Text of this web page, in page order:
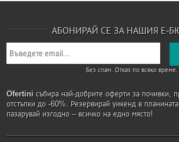
АБОНИРАЙ СЕ ЗА НАШИЯ Е-
Без спам. Отказ по всяко време.
Ofertini събира най-добрите оферти за почивки,
отстъпки до -60%. Резервирай уикенд в
пазарувай изгодно – всичко на едно място!